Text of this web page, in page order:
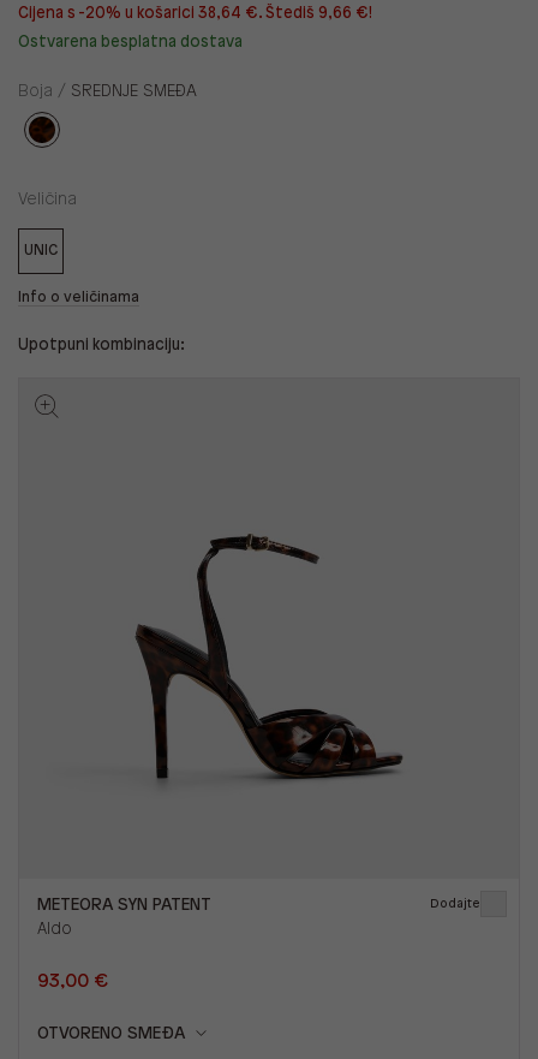
Cijena s -20% u košarici 38,64 €. Štediš 9,66 €!
Ostvarena besplatna dostava
Boja / SREDNJE SMEĐA
Veličina
UNIC
Info o veličinama
Upotpuni kombinaciju:
METEORA SYN PATENT
Aldo
93,00 €
OTVORENO SMEĐA
Dodajte